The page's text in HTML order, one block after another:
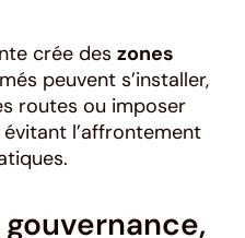
crée des zones
peuvent s’installer,
routes ou imposer
l’affrontement